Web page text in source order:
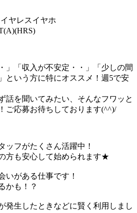
ヤレスイヤホ
」「収入が不安定・・」「少しの間
という方に特にオススメ！週5で安
話を聞いてみたい、そんなフワッと
ご応募お待ちしております(^^)/
フがたくさん活躍中！
方も安心して始められます★
いがある仕事です！
かも！？
発生したときなどに賢く利用しまし